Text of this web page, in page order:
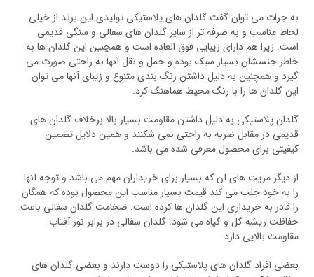
به جرات می‌ توان گفت گلدان های پلاستیکی تولیدی این برند از خیلی
لحاظ مناسب و به صرفه تر از سایر گلدان های سفالی و سنگی قدیمی
است. زیرا هم دارای زیبایی فوق العاده است و همچنین این گلدان ها به
خاطر جنسشان بسیار سبک بوده و حمل و نقل آنها به راحتی صورت می
گیرد و همچنین به دلیل داشتن رنگ بندی متنوع و زیبای آنها می توان
این گلدان ها را با رنگ محیط هماهنگ کرد.
گلدان‌ پلاستیکی به دلیل داشتن مقاومت بسیار بالا برخلاف گلدان های
قدیمی در مقابل ضربه به راحتی نمی شکنند و همین دلایل تضمین
کیفیتی برای محصول معرفی شده می باشد.
از دیگر مزیت های آن که بسیار برای خریداران مهم می باشد و توجه آنها
را به خود جلب می کند قیمت بسیار مناسب این محصول بوده که همگان
را قادر به خریداری این گلدان ها کرده است. ضخامت گلدان سفالی باعث
حفاظت ریشه گل و گیاه می شود. گلدان سفالی در برابر نور آفتاب
مقاومت بالایی دارد.
بعضی افراد گلدان های پلاستیکی را دوست دارند و بعضی گلدان های